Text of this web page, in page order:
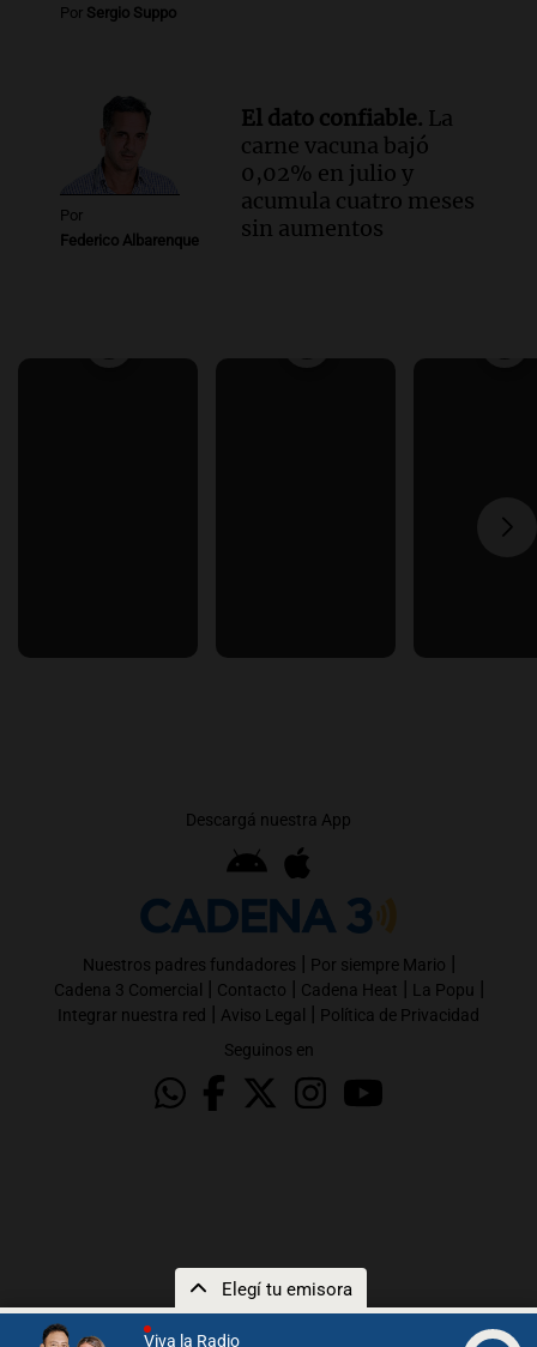
Viva la Radio
Elegí tu emisora
Por Sergio Suppo
Por
Federico Albarenque
El dato confiable. La
carne vacuna bajó
0,02% en julio y
acumula cuatro meses
sin aumentos
Descargá nuestra App
Nuestros padres fundadores | Por siempre Mario |
Cadena 3 Comercial | Contacto | Cadena Heat | La Popu |
Integrar nuestra red | Aviso Legal | Política de Privacidad
Seguinos en